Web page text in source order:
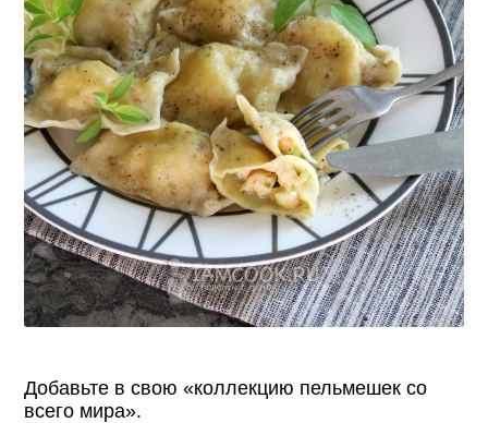
Добавьте в свою «коллекцию пельмешек со
всего мира».